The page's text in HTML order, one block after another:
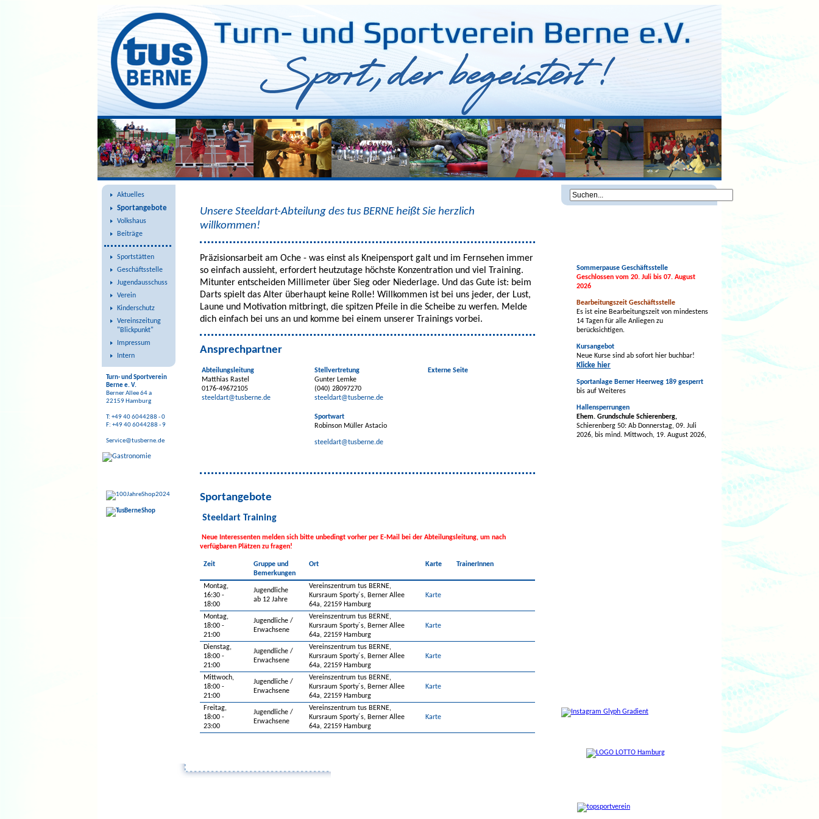
Aktuelles
Sportangebote
Volkshaus
Beiträge
Sportstätten
Geschäftsstelle
Jugendausschuss
Verein
Kinderschutz
Vereinszeitung
"Blickpunkt"
Impressum
Intern
Turn- und Sportverein
Berne e. V.
Berner Allee 64 a
22159 Hamburg
T: +49 40 6044288 - 0
F: +49 40 6044288 - 9
Service@tusberne.de
Unsere Steeldart-Abteilung des tus BERNE heißt Sie herzlich
willkommen!
Präzisionsarbeit am Oche - was einst als Kneipensport galt und im Fernsehen immer
so einfach aussieht, erfordert heutzutage höchste Konzentration und viel Training.
Mitunter entscheiden Millimeter über Sieg oder Niederlage. Und das Gute ist: beim
Darts spielt das Alter überhaupt keine Rolle! Willkommen ist bei uns jeder, der Lust,
Laune und Motivation mitbringt, die spitzen Pfeile in die Scheibe zu werfen. Melde
dich einfach bei uns an und komme bei einem unserer Trainings vorbei.
Ansprechpartner
Abteilungsleitung
Matthias Rastel
0176-49672105
steeldart@tusberne.de
Stellvertretung
Gunter Lemke
(040) 28097270
steeldart@tusberne.de
Externe Seite
Sportwart
Robinson Müller Astacio
steeldart@tusberne.de
Sportangebote
Steeldart Training
Neue Interessenten melden sich bitte unbedingt vorher per E-Mail bei der Abteilungsleitung, um nach
verfügbaren Plätzen zu fragen!
Zeit
Gruppe und
Bemerkungen
Ort Karte TrainerInnen
Montag,
16:30 -
18:00
Jugendliche
ab 12 Jahre
Vereinszentrum tus BERNE,
Kursraum Sporty´s, Berner Allee
64a, 22159 Hamburg
Karte
Montag,
18:00 -
21:00
Jugendliche /
Erwachsene
Vereinszentrum tus BERNE,
Kursraum Sporty´s, Berner Allee
64a, 22159 Hamburg
Karte
Dienstag,
18:00 -
21:00
Jugendliche /
Erwachsene
Vereinszentrum tus BERNE,
Kursraum Sporty´s, Berner Allee
64a, 22159 Hamburg
Karte
Mittwoch,
18:00 -
21:00
Jugendliche /
Erwachsene
Vereinszentrum tus BERNE,
Kursraum Sporty´s, Berner Allee
64a, 22159 Hamburg
Karte
Freitag,
18:00 -
23:00
Jugendliche /
Erwachsene
Vereinszentrum tus BERNE,
Kursraum Sporty´s, Berner Allee
64a, 22159 Hamburg
Karte
Sommerpause Geschäftsstelle
Geschlossen vom 20. Juli bis 07. August
2026
Bearbeitungszeit Geschäftsstelle
Es ist eine Bearbeitungszeit von mindestens
14 Tagen für alle Anliegen zu
berücksichtigen.
Kursangebot
Neue Kurse sind ab sofort hier buchbar!
Klicke hier
Sportanlage Berner Heerweg 189 gesperrt
bis auf Weiteres
Hallensperrungen
Ehem. Grundschule Schierenberg,
Schierenberg 50: Ab Donnerstag, 09. Juli
2026, bis mind. Mittwoch, 19. August 2026,